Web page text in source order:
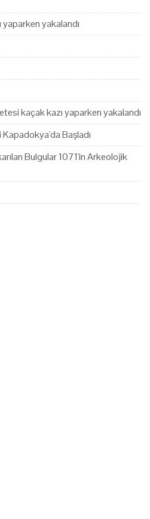
yakalandı
kaçak kazı yaparken yakalandı
Başladı
Bulgular 1071'in Arkeolojik